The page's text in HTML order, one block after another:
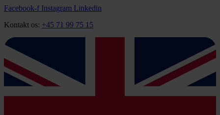
Videre
indhold
Facebook-f Instagram Linkedin
Kontakt os: +45 71 99 75 15